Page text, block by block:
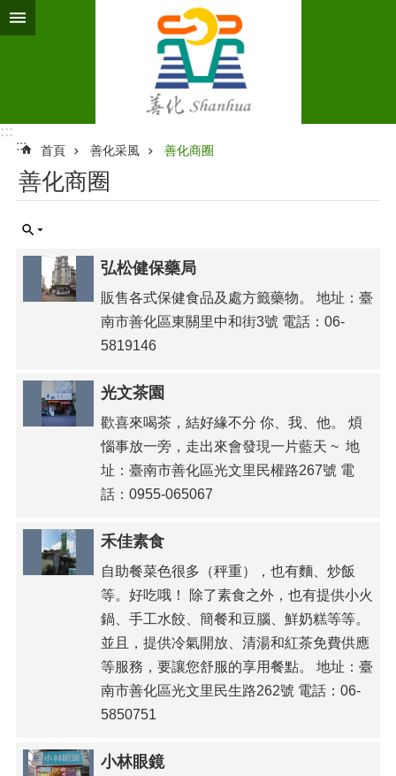
跳到主要內容區塊
:::
:::
首頁 善化采風 善化商圈
善化商圈
弘松健保藥局
販售各式保健食品及處方籤藥物。 地址：臺
南市善化區東關里中和街3號 電話：06-
5819146
光文茶園
歡喜來喝茶，結好緣不分 你、我、他。 煩
惱事放一旁，走出來會發現一片藍天 ~ 地
址：臺南市善化區光文里民權路267號 電
話：0955-065067
禾佳素食
自助餐菜色很多（秤重），也有麵、炒飯
等。好吃哦！ 除了素食之外，也有提供小火
鍋、手工水餃、簡餐和豆腦、鮮奶糕等等。
並且，提供冷氣開放、清湯和紅茶免費供應
等服務，要讓您舒服的享用餐點。 地址：臺
南市善化區光文里民生路262號 電話：06-
5850751
小林眼鏡